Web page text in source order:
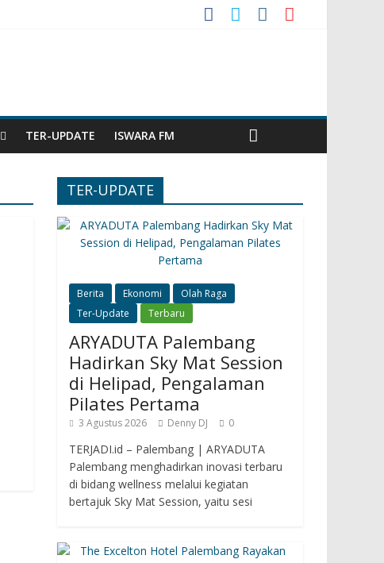
TER-UPDATE ISWARA FM
TER-UPDATE
Berita Ekonomi
Olah Raga
Ter-Update
Terbaru
ARYADUTA Palembang
Hadirkan Sky Mat Session
di Helipad, Pengalaman
Pilates Pertama
3 Agustus 2026 Denny DJ 0
TERJADI.id – Palembang | ARYADUTA
Palembang menghadirkan inovasi terbaru
di bidang wellness melalui kegiatan
bertajuk Sky Mat Session, yaitu sesi